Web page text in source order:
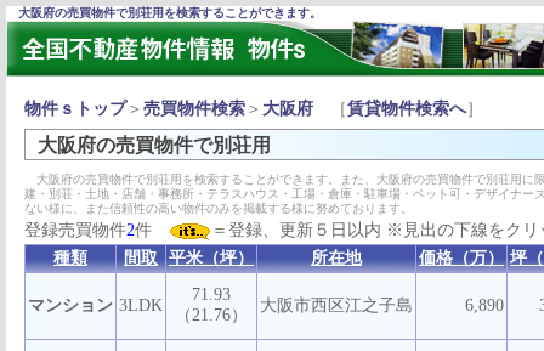
大阪府の売買物件で別荘用を検索することができます。
物件ｓトップ＞ 売買物件検索 ＞ 大阪府 ［賃貸物件検索へ］
大阪府の売買物件で別荘用
大阪府の売買物件で別荘用を検索することができます。また、大阪府の売買物件で別荘用
建・別荘・土地・店舗・事務所・テラスハウス・工場・倉庫・駐車場・ペット可・デザイナ
ない様に、また信頼性の高い物件のみを掲載する様に努めております。
登録売買物件2件
＝登録、更新５日以内 ※見出の下線をク
種類
間取 平米（坪） 所在地 価格（万） 坪
マンション 3LDK
71.93
（21.76）
大阪市西区江之子島 6,890